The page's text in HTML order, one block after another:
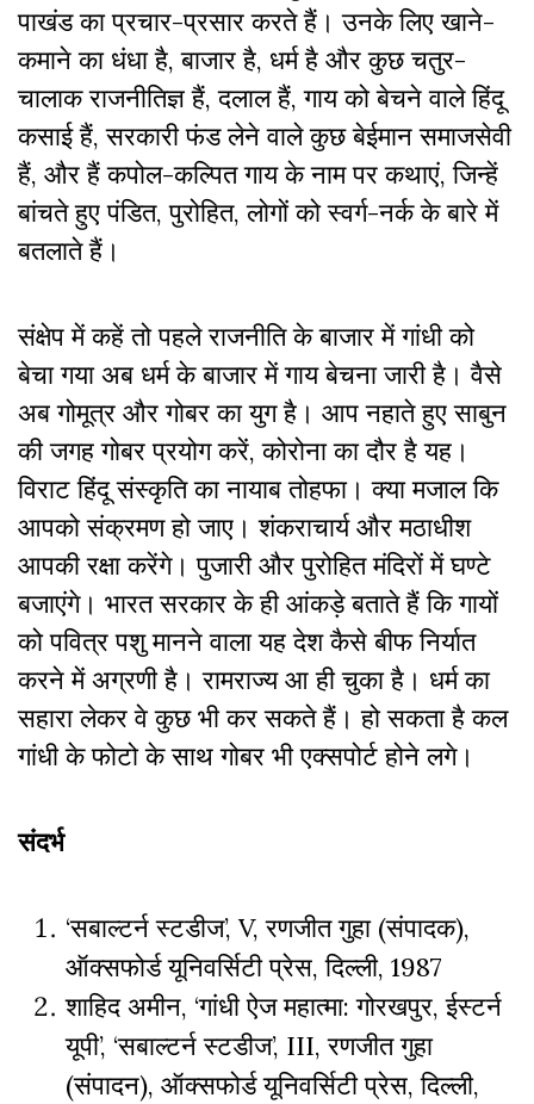
पाखंड का प्रचार-प्रसार करते हैं। उनके लिए खाने-
कमाने का धंधा है, बाजार है, धर्म है और कुछ चतुर-
चालाक राजनीतिज्ञ हैं, दलाल हैं, गाय को बेचने वाले हिंदू
कसाई हैं, सरकारी फंड लेने वाले कुछ बेईमान समाजसेवी
हैं, और हैं कपोल-कल्पित गाय के नाम पर कथाएं, जिन्हें
बांचते हुए पंडित, पुरोहित, लोगों को स्वर्ग-नर्क के बारे में
बतलाते हैं।
संक्षेप में कहें तो पहले राजनीति के बाजार में गांधी को
बेचा गया अब धर्म के बाजार में गाय बेचना जारी है। वैसे
अब गोमूत्र और गोबर का युग है। आप नहाते हुए साबुन
की जगह गोबर प्रयोग करें, कोरोना का दौर है यह।
विराट हिंदू संस्कृति का नायाब तोहफा। क्या मजाल कि
आपको संक्रमण हो जाए। शंकराचार्य और मठाधीश
आपकी रक्षा करेंगे। पुजारी और पुरोहित मंदिरों में घण्टे
बजाएंगे। भारत सरकार के ही आंकड़े बताते हैं कि गायों
को पवित्र पशु मानने वाला यह देश कैसे बीफ निर्यात
करने में अग्रणी है। रामराज्य आ ही चुका है। धर्म का
सहारा लेकर वे कुछ भी कर सकते हैं। हो सकता है कल
गांधी के फोटो के साथ गोबर भी एक्सपोर्ट होने लगे।
संदर्भ
‘सबाल्टर्न स्टडीज’, V, रणजीत गुहा (संपादक),
ऑक्सफोर्ड यूनिवर्सिटी प्रेस, दिल्ली, 1987
शाहिद अमीन, ‘गांधी ऐज महात्मा: गोरखपुर, ईस्टर्न
यूपी’, ‘सबाल्टर्न स्टडीज’, III, रणजीत गुहा
(संपादन), ऑक्सफोर्ड यूनिवर्सिटी प्रेस, दिल्ली,